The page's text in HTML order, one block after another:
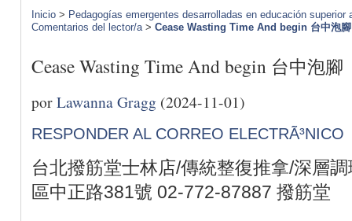
Inicio > Pedagogías emergentes desarrolladas en educación
Comentarios del lector/a> Cease Wasting Time And begin 台中泡腳
Cease Wasting Time And begin 台中泡腳
porLawanna Gragg (2024-11-01)
RESPONDER AL CORREO ELECTRÃ³NICO
台北撥筋堂士林店/傳統整復推拿/深層
區中正路381號 02-772-87887 撥筋堂